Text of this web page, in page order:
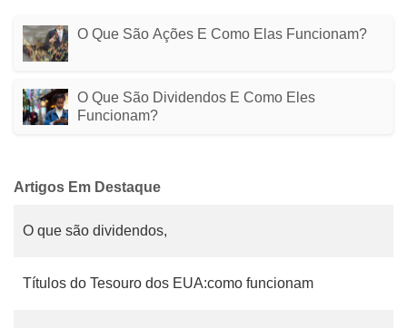
O Que São Ações E Como Elas Funcionam?
O Que São Dividendos E Como Eles
Funcionam?
Artigos Em Destaque
O que são dividendos,
Títulos do Tesouro dos EUA:como funcionam